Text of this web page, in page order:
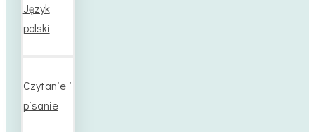
Język
polski
Czytanie i
pisanie